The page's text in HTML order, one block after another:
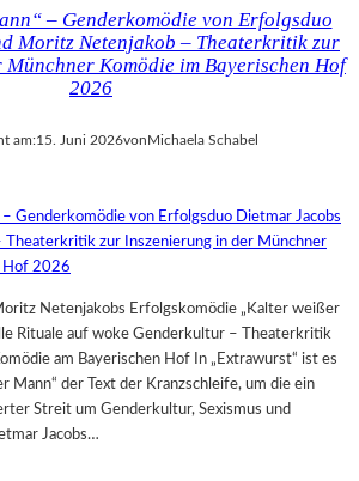
– Genderkomödie von Erfolgsduo
Moritz Netenjakob – Theaterkritik zur
Komödie im Bayerischen Hof
2026
am:15. Juni 2026von Michaela Schabel
Netenjakobs Erfolgskomödie „Kalter weißer
Rituale auf woke Genderkultur – Theaterkritik
am Bayerischen Hof In „Extrawurst“ ist es
Mann“ der Text der Kranzschleife, um die ein
Streit um Genderkultur, Sexismus und
Jacobs…